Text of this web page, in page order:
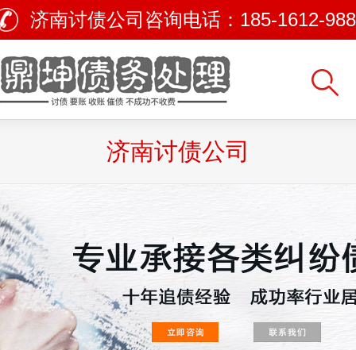
济南讨债公司咨询电话： 185-1612-
济南讨债公司